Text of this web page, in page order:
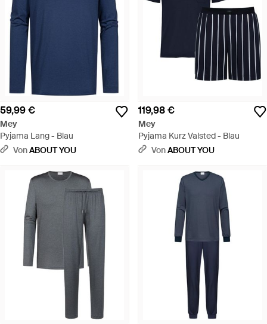
59,99 €
Mey
Pyjama Lang - Blau
VonABOUT YOU
119,98 €
Mey
Pyjama Kurz Valsted - Blau
VonABOUT YOU